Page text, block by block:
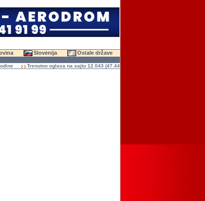
Slovenija Ostale države
Trenutno oglasa na sajtu 12.043 (47.443 slika)